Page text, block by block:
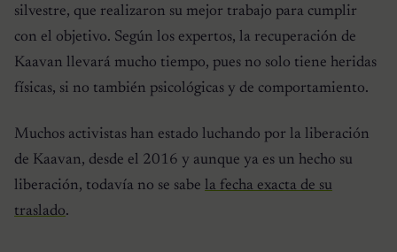
silvestre, que realizaron su mejor trabajo para cumplir
con el objetivo. Según los expertos, la recuperación de
Kaavan llevará mucho tiempo, pues no solo tiene heridas
físicas, si no también psicológicas y de comportamiento.
Muchos activistas han estado luchando por la liberación
de Kaavan, desde el 2016 y aunque ya es un hecho su
liberación, todavía no se sabe la fecha exacta de su
traslado.